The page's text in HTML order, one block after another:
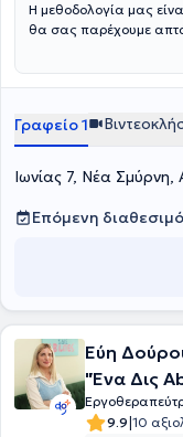
Η μεθοδολογία μας
θα σας παρέχουμε
Γραφείο 1
Ιωνίας 7, Νέα Σμύρνη,
Επόμενη
Εύη
"Ένα Δις
9.9|10